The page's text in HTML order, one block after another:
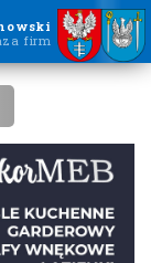
firm